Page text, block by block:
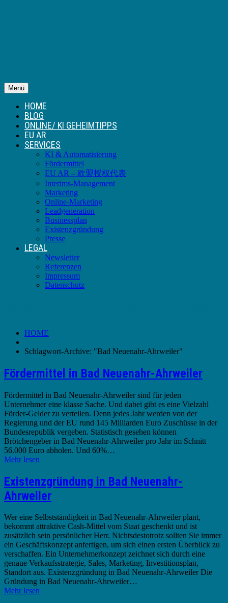
Menü
HOME
BLOG
ONLINE/ KI GEHEIMTIPPS
EU AR
SERVICES
KI & Automatisierung
Fördermittel
EU AR – 欧盟授权代表
Interims-Management
Marketing
Online-Marketing
Leadgeneration
Businessplan
Existenzgründung
Presse
LEGAL
Newsletter
Referenzen
Impressum
Datenschutz
HOME
Schlagwort-Archive: "Bad Neuenahr-Ahrweiler"
Fördermittel in Bad Neuenahr-Ahrweiler
Fördermittel in Bad Neuenahr-Ahrweiler sind für jeden
Unternehmer eine klasse Sache. Und dabei gibt es eine Vielzahl
Förder-Gelder zu verteilen. Denn jedes Jahr werden von der
Regierung und der EU rund 145 Milliarden Euro Zuschüsse in der
Bundesrepublik vergeben. Statistisch gesehen können
Brötchengeber in Bad Neuenahr-Ahrweiler pro Jahr im Schnitt
56.000 Euro abholen. Und 60%…
Mehr lesen
Existenzgründung in Bad Neuenahr-
Ahrweiler
Wer eine Selbstständigkeit in Bad Neuenahr-Ahrweiler plant,
bekommt attraktive Cash-Mittel vom Staat geschenkt und ist
zusätzlich sein persönlicher Herr. Nichtsdestotrotz sollten Sie immer
ein Geschäftskonzept anfertigen, um sich einen ersten Überblick zu
verschaffen. Ein Unternehmerkonzept zeichnet sich durch eine
genaue Verkaufsstrategie, Sales, Marketing, Investitionsplan,
Standort aus. Existenzgründung in Bad Neuenahr-Ahrweiler Die
Gründung in Bad Neuenahr-Ahrweiler…
Mehr lesen